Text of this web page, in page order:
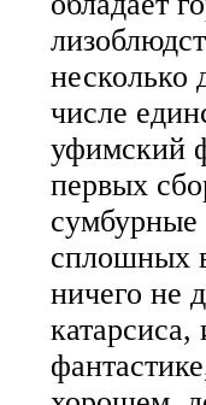
несколько
числе
уфимский
первых
сумбурные
сплошных
ничего не